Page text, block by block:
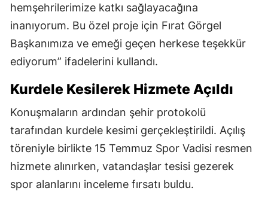
hemşehrilerimize katkı sağlayacağına
inanıyorum. Bu özel proje için Fırat Görgel
Başkanımıza ve emeği geçen herkese teşekkür
ediyorum” ifadelerini kullandı.
Kurdele Kesilerek Hizmete Açıldı
Konuşmaların ardından şehir protokolü
tarafından kurdele kesimi gerçekleştirildi. Açılış
töreniyle birlikte 15 Temmuz Spor Vadisi resmen
hizmete alınırken, vatandaşlar tesisi gezerek
spor alanlarını inceleme fırsatı buldu.